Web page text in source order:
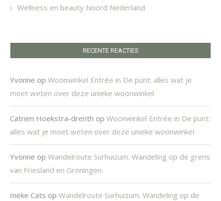
Wellness en beauty Noord Nederland
RECENTE REACTIES
Yvonne op Woonwinkel Entrée in De punt: alles wat je
moet weten over deze unieke woonwinkel
Catrien Hoekstra-drenth op Woonwinkel Entrée in De punt:
alles wat je moet weten over deze unieke woonwinkel
Yvonne op Wandelroute Surhuizum. Wandeling op de grens
van Friesland en Groningen.
Ineke Cats op Wandelroute Surhuizum. Wandeling op de